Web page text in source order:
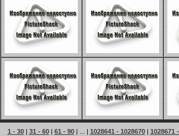
1 - 30| 31 - 60| 61 - 90| ... | 1028641 - 1028670| 1028671